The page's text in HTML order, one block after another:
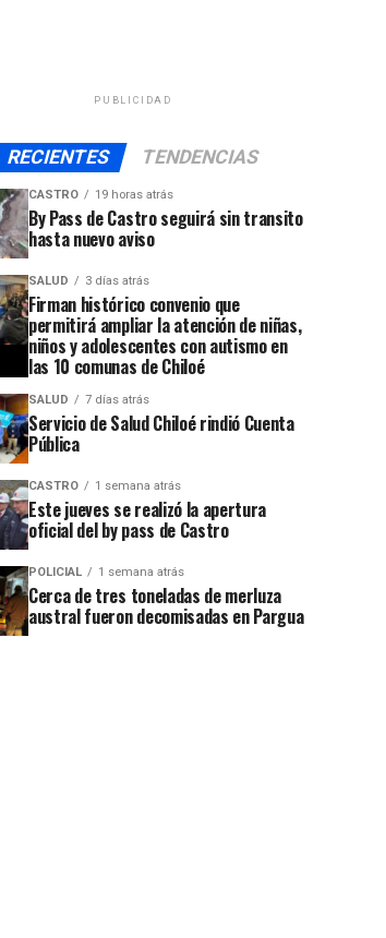
PUBLICIDAD
RECIENTES TENDENCIAS
CASTRO 19 horas atrás
By Pass de Castro seguirá sin transito
hasta nuevo aviso
SALUD 3 días atrás
Firman histórico convenio que
permitirá ampliar la atención de niñas,
niños y adolescentes con autismo en
las 10 comunas de Chiloé
SALUD 7 días atrás
Servicio de Salud Chiloé rindió Cuenta
Pública
CASTRO 1 semana atrás
Este jueves se realizó la apertura
oficial del by pass de Castro
POLICIAL 1 semana atrás
Cerca de tres toneladas de merluza
austral fueron decomisadas en Pargua